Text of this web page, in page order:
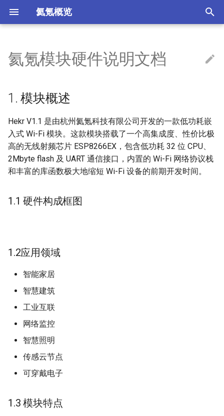
氦氪概览
y
p
o
s
t
a
e
角色认证说明
产品设计平台说明
产品运营平台说明
推送接入指南
推送接入指南
测试推送说明
设备接入指南
流程概述
对接文档
接口说明
登录注册
设备通信
APP通信
用户API
第三方设备
红外
设备目录
设备分组
Android 开发文档v1
Android 开发文档v2
IOS 开发文档
H5 开发文档
1. 模块概述
1.1 硬件构成框图
1.2应用领域
1.3 模块特点
2.模块参数
3. Wi-Fi 特性
3.1 基本射频特性
3.2 Wi-Fi输出功率
3.3 Wi-Fi接收灵敏度
4. 外围电路设计推荐
串口透传协议
设备云端通信协议
48透传协议
厂测平台
智慧消防 维消宝在线帮助文档
氦氪模块硬件说明文档
1. 模块概述
Hekr V1.1 是由杭州氦氪科技有限公司开发的一款低功耗嵌
入式 Wi-Fi 模块。这款模块搭载了一个高集成度、性价比极
高的无线射频芯片 ESP8266EX，包含低功耗 32 位 CPU、
2Mbyte flash 及 UART 通信接口，内置的 Wi-Fi 网络协议栈
和丰富的库函数极大地缩短 Wi-Fi 设备的前期开发时间。
1.1 硬件构成框图
1.2应用领域
智能家居
智慧建筑
工业互联
网络监控
智慧照明
传感云节点
可穿戴电子
1.3 模块特点